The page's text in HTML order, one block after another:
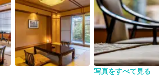
ム牛や高原野菜など、信州旬菜を用いた創
写真をすべて見る